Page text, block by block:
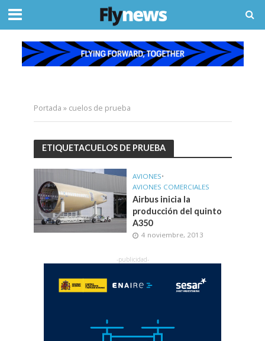
Portada » cuelos de prueba
ETIQUETACUELOS DE PRUEBA
AVIONES•
AVIONES COMERCIALES
Airbus inicia la
producción del quinto
A350
4 noviembre, 2013